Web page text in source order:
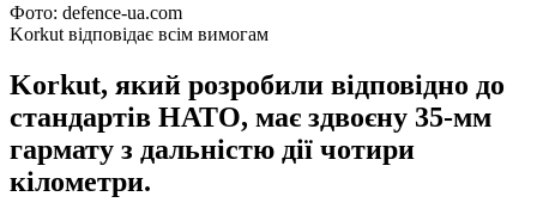
Фото: defence-ua.com
Korkut відповідає всім вимогам
Korkut, який розробили відповідно до
стандартів НАТО, має здвоєну 35-мм
гармату з дальністю дії чотири
кілометри.